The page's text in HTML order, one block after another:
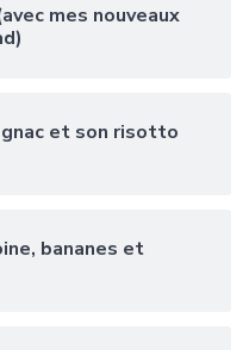
mes nouveaux
et son risotto
bananes et